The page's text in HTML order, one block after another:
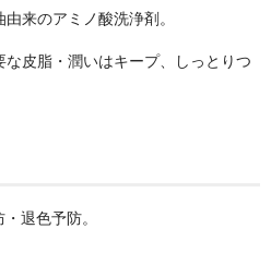
来のアミノ酸洗浄剤。
皮脂・潤いはキープ、しっとりつ
退色予防。